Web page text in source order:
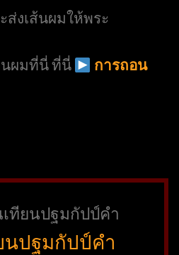
ส่งเส้นผมให้พระ
ผมที่นี่ที่นี่
การถอน
ทียนปฐมกัปป์คำ
นปฐมกัปป์คำ